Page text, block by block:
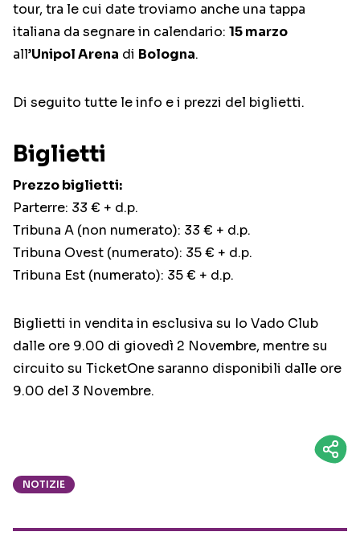
tour, tra le cui date troviamo anche una tappa
italiana da segnare in calendario: 15 marzo
all’Unipol Arena di Bologna.
Di seguito tutte le info e i prezzi del biglietti.
Biglietti
Prezzo biglietti:
Parterre: 33 € + d.p.
Tribuna A (non numerato): 33 € + d.p.
Tribuna Ovest (numerato): 35 € + d.p.
Tribuna Est (numerato): 35 € + d.p.
Biglietti in vendita in esclusiva su Io Vado Club
dalle ore 9.00 di giovedì 2 Novembre, mentre su
circuito su TicketOne saranno disponibili dalle ore
9.00 del 3 Novembre.
NOTIZIE